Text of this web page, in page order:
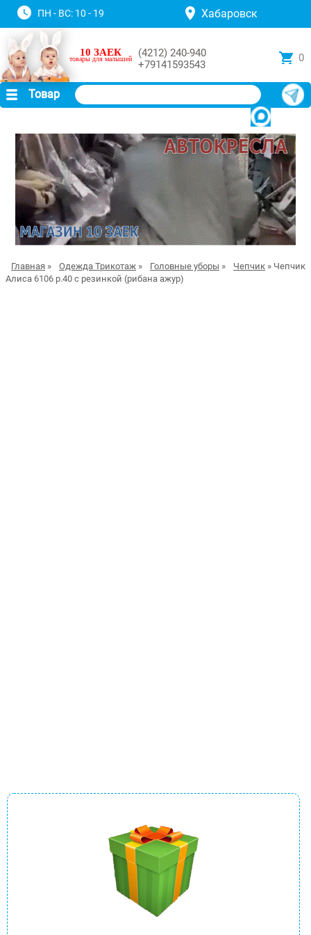
ПН - ВС: 10 - 19 Хабаровск
10 ЗАЕК
товары для малышей
(4212) 240-940
+79141593543
0
Товар
Главная » Одежда Трикотаж » Головные уборы » Чепчик » Чепчик
Алиса 6106 р.40 с резинкой (рибана ажур)